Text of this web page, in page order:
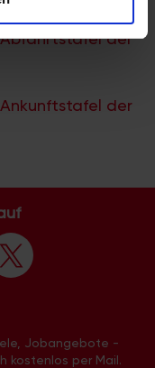
zu Ihrer
Partner für
weiter. Unsere
bereitgestellt
der Dienste
Abfahrtstafel der
Ankunftstafel der
Jobangebote -
kostenlos per Mail.